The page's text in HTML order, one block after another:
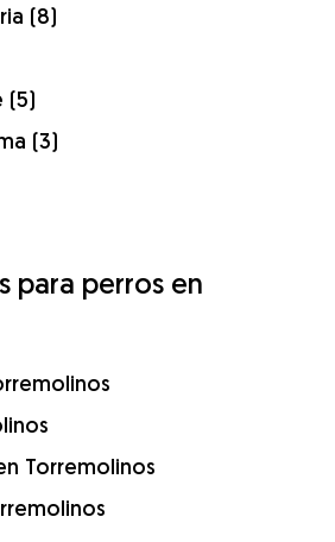
(8)
(5)
(3)
para perros en
Torremolinos